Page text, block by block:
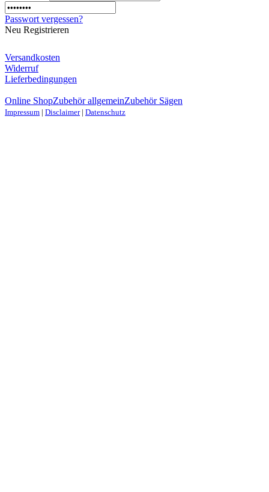
Passwort vergessen?
Neu Registrieren
Versandkosten
Widerruf
Lieferbedingungen
Online ShopZubehör allgemeinZubehör Sägen
Impressum | Disclaimer| Datenschutz